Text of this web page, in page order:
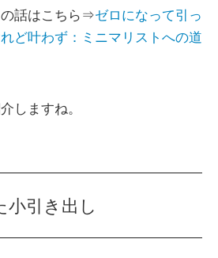
話はこちら⇒ゼロになって引っ
ど叶わず：ミニマリストへの道
しますね。
小引き出し